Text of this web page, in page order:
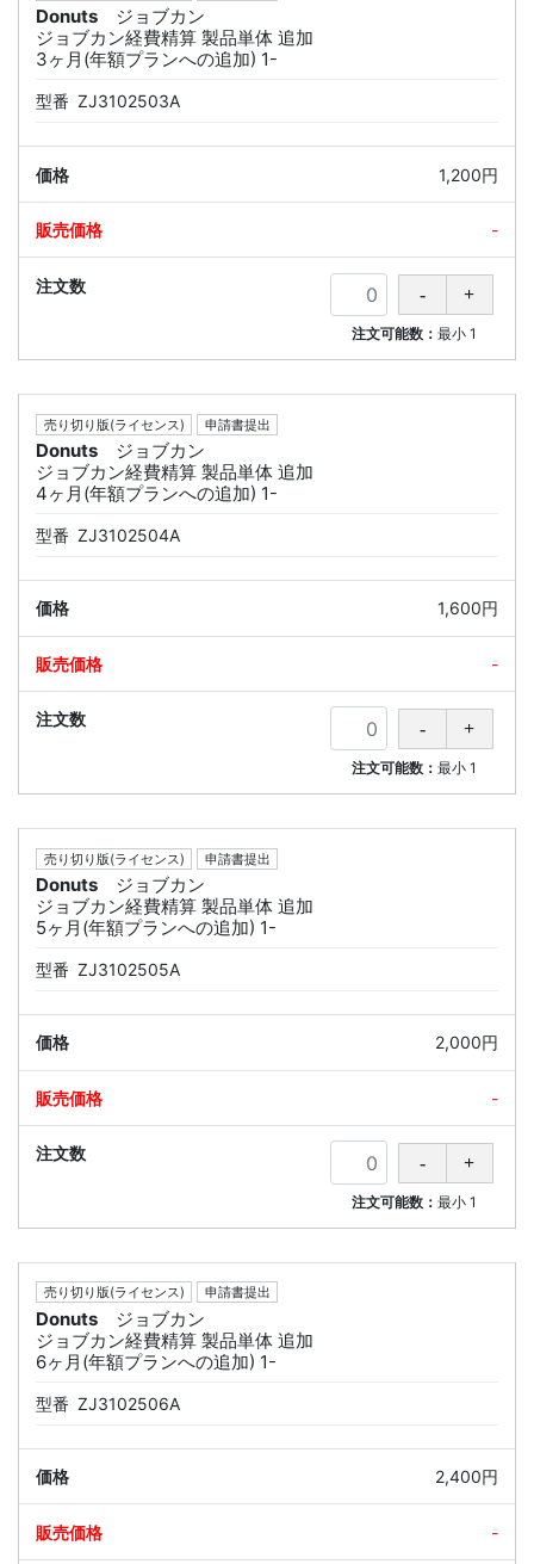
Donuts
ジョブカン
ジョブカン経費精算 製品単体 追加
3ヶ月(年額プランへの追加) 1-
型番 ZJ3102503A
1,200円
-
注文可能数：最小 1
売り切り版(ライセンス) 申請書提出
Donuts
ジョブカン
ジョブカン経費精算 製品単体 追加
4ヶ月(年額プランへの追加) 1-
型番 ZJ3102504A
1,600円
-
注文可能数：最小 1
売り切り版(ライセンス) 申請書提出
Donuts
ジョブカン
ジョブカン経費精算 製品単体 追加
5ヶ月(年額プランへの追加) 1-
型番 ZJ3102505A
2,000円
-
注文可能数：最小 1
売り切り版(ライセンス) 申請書提出
Donuts
ジョブカン
ジョブカン経費精算 製品単体 追加
6ヶ月(年額プランへの追加) 1-
型番 ZJ3102506A
2,400円
-